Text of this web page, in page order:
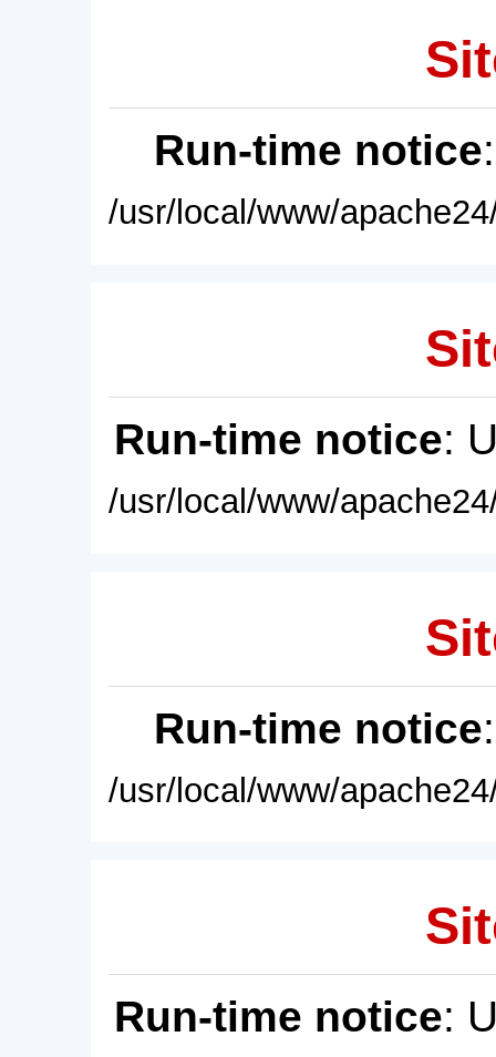
Run-time notice
/usr/local/www/
Run-time notice:
/usr/local/www/
Run-time notice
/usr/local/www/
Run-time notice: